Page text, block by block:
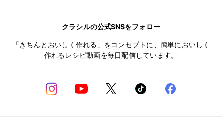
クラシルの公式SNSをフォロー
「きちんとおいしく作れる」をコンセプトに、簡単においしく
作れるレシピ動画を毎日配信しています。